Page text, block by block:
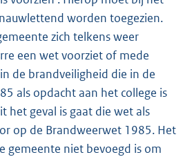
worden toegezien.
zich telkens weer
een wet voorziet of mede
de brandveiligheid die in de
als opdacht aan het college is
het geval is gaat die wet als
op de Brandweerwet 1985. Het
gemeente niet bevoegd is om